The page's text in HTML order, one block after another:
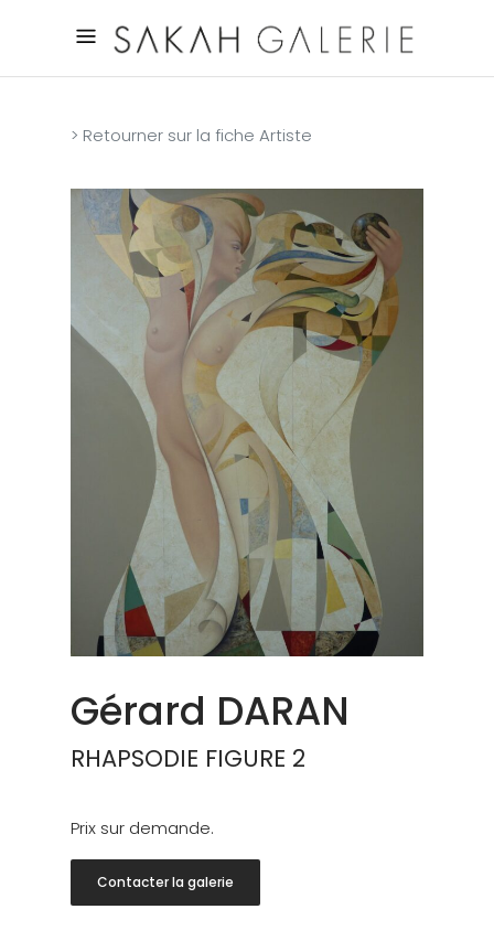
> Retourner sur la fiche Artiste
Gérard DARAN
RHAPSODIE FIGURE 2
Prix sur demande.
Contacter la galerie